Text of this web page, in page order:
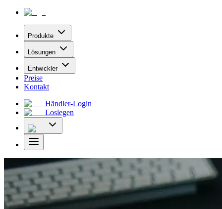
Produkte
Lösungen
Entwickler
Preise
Kontakt
Händler-Login
Loslegen